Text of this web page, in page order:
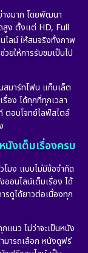
างมาก โดยพัฒนา
สูง ตั้งแต่ HD, Full
ลน์ ให้สมจริงทั้งภาพ
ยให้การรับชมเป็นไป
มาร์ทโฟน แท็บเล็ต
อง ได้ทุกที่ทุกเวลา
ตอบโจทย์ไลฟ์สไตล์
งเต็มเรื่องครบ
มง แบบไม่มีข้อจำกัด
อนไลน์เต็มเรื่อง ได้
รดูได้ยาวต่อเนื่องทุก
นว ไม่ว่าจะเป็นหนัง
มารถเลือก หนังดูฟรี